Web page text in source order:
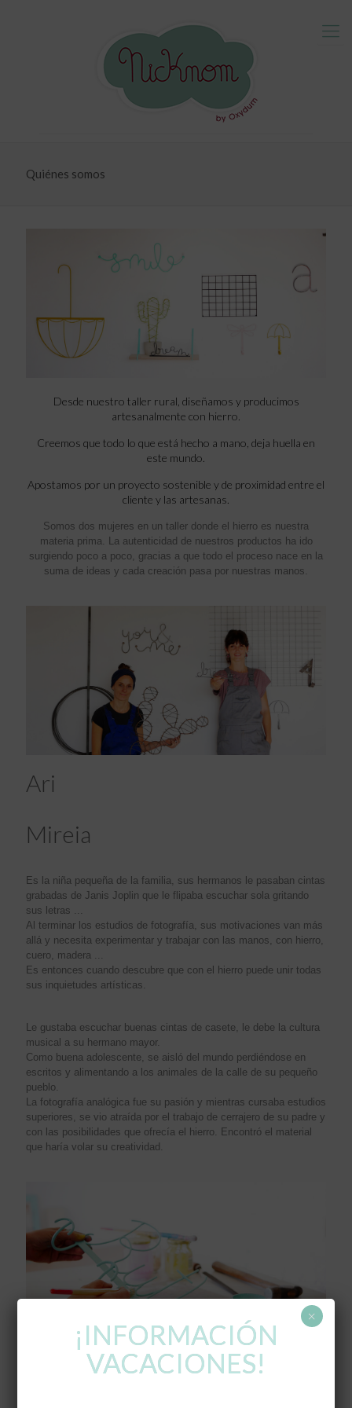
Quiénes somos
Desde nuestro taller rural, diseñamos y producimos
artesanalmente con hierro.
Creemos que todo lo que está hecho a mano, deja huella en
este mundo.
Apostamos por un proyecto sostenible y de proximidad entre el
cliente y las artesanas.
Somos dos mujeres en un taller donde el hierro es nuestra
materia prima. La autenticidad de nuestros productos ha ido
surgiendo poco a poco, gracias a que todo el proceso nace en la
suma de ideas y cada creación pasa por nuestras manos.
Ari
Mireia
Es la niña pequeña de la familia, sus hermanos le pasaban cintas
grabadas de Janis Joplin que le flipaba escuchar sola gritando
sus letras ...
Al terminar los estudios de fotografía, sus motivaciones van más
allá y necesita experimentar y trabajar con las manos, con hierro,
cuero, madera ...
Es entonces cuando descubre que con el hierro puede unir todas
sus inquietudes artísticas.
Le gustaba escuchar buenas cintas de casete, le debe la cultura
musical a su hermano mayor.
Como buena adolescente, se aisló del mundo perdiéndose en
escritos y alimentando a los animales de la calle de su pequeño
pueblo.
La fotografía analógica fue su pasión y mientras cursaba estudios
superiores, se vio atraída por el trabajo de cerrajero de su padre y
con las posibilidades que ofrecía el hierro. Encontró el material
que haría volar su creatividad.
¡INFORMACIÓN
VACACIONES!
×